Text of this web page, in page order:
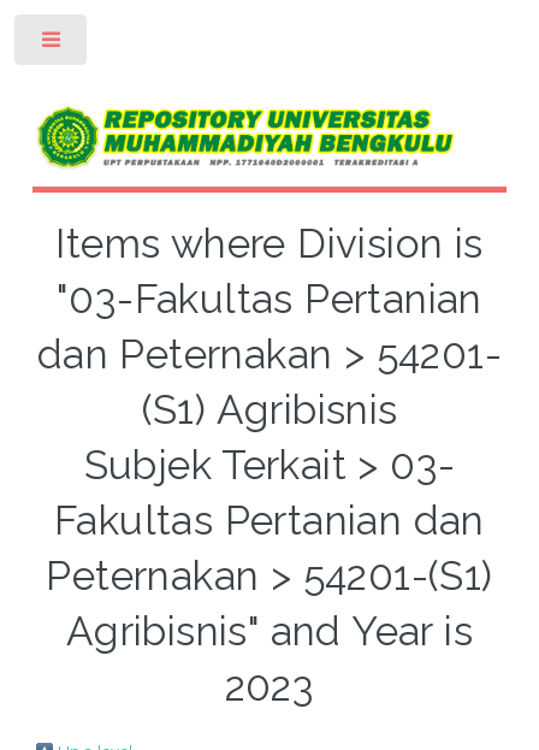
Items where Division is
"03-Fakultas Pertanian
dan Peternakan > 54201-
(S1) Agribisnis
Subjek Terkait > 03-
Fakultas Pertanian dan
Peternakan > 54201-(S1)
Agribisnis" and Year is
2023